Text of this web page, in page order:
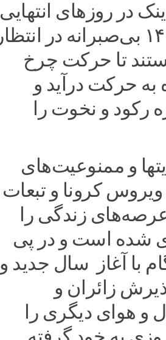
در روزهای انتهایی
سال ۱۴۰۰ و طلیعه نوروز ۱۴۰۱ بی‌صبرانه در انتظار
تا حرکت چرخ
به حرکت درآید و
رکود و نخوت را
و ممنوعیت‌های
کرونا و تبعات
زندگی را
شده است و در پی
با آغاز سال جدید و
زائران و
هوای دیگری را